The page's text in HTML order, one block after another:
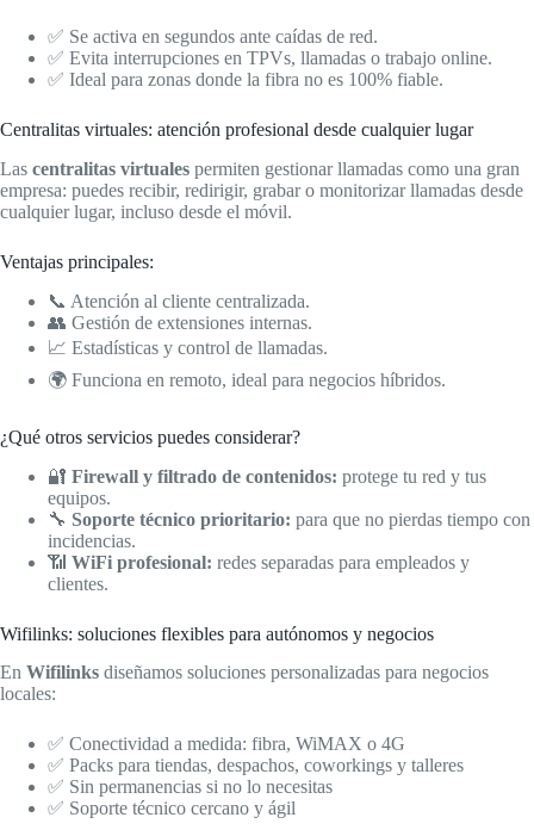
✅ Se activa en segundos ante caídas de red.
✅ Evita interrupciones en TPVs, llamadas o trabajo online.
✅ Ideal para zonas donde la fibra no es 100% fiable.
Centralitas virtuales: atención profesional desde cualquier lugar
Las centralitas virtuales permiten gestionar llamadas como una gran
empresa: puedes recibir, redirigir, grabar o monitorizar llamadas desde
cualquier lugar, incluso desde el móvil.
Ventajas principales:
📞 Atención al cliente centralizada.
👥 Gestión de extensiones internas.
📈 Estadísticas y control de llamadas.
🌍 Funciona en remoto, ideal para negocios híbridos.
¿Qué otros servicios puedes considerar?
🔐 Firewall y filtrado de contenidos: protege tu red y tus
equipos.
🔧 Soporte técnico prioritario: para que no pierdas tiempo con
incidencias.
📶 WiFi profesional: redes separadas para empleados y
clientes.
Wifilinks: soluciones flexibles para autónomos y negocios
En Wifilinks diseñamos soluciones personalizadas para negocios
locales:
✅ Conectividad a medida: fibra, WiMAX o 4G
✅ Packs para tiendas, despachos, coworkings y talleres
✅ Sin permanencias si no lo necesitas
✅ Soporte técnico cercano y ágil